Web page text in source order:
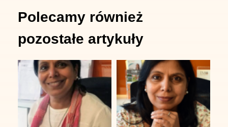
Dane kontaktowe
IMC Centrum Zdrowia
ul. Strzelińska 41
55-010 Żerniki Wrocławskie
+48 730 597 597,
e-mail: kontakt@centrumimc.pl,
Polecamy również
pozostałe artykuły